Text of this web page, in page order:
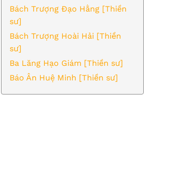
Bách Trượng Đạo Hằng [Thiền
sư]
Bách Trượng Hoài Hải [Thiền
sư]
Ba Lăng Hạo Giám [Thiền sư]
Báo Ân Huệ Minh [Thiền sư]